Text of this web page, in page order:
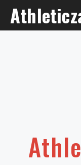
Saltar
contenido